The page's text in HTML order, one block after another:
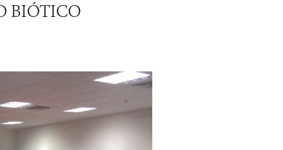
BIÓTICO